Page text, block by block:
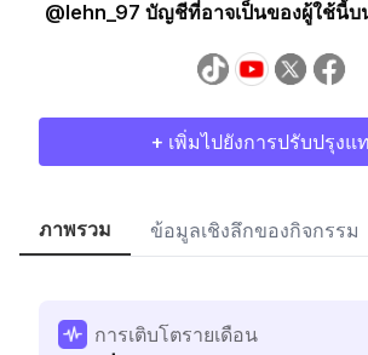
@lehn_97 บัญชีที่อาจเป็นของผู้ใช้นี้
+ เพิ่มไปยังการปรับปรุงแ
ภาพรวม ข้อมูลเชิงลึกของกิจกรรม
การเติบโตรายเดือน